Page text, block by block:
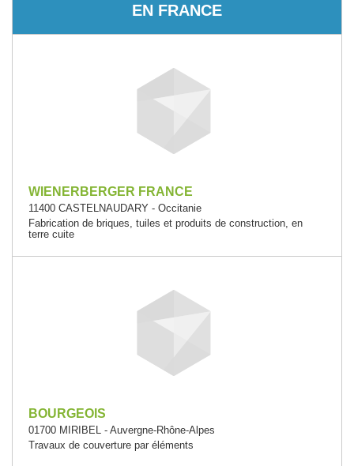
EN FRANCE
WIENERBERGER FRANCE
11400 CASTELNAUDARY - Occitanie
Fabrication de briques, tuiles et produits de construction, en
terre cuite
BOURGEOIS
01700 MIRIBEL - Auvergne-Rhône-Alpes
Travaux de couverture par éléments